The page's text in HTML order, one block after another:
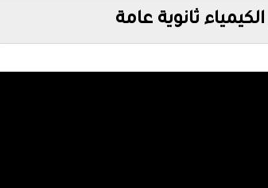
ثانوية عامة